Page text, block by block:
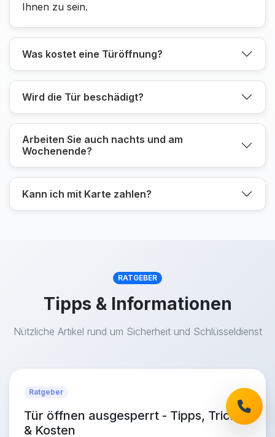
Ihnen zu sein.
Was kostet eine Türöffnung?
Wird die Tür beschädigt?
Arbeiten Sie auch nachts und am
Wochenende?
Kann ich mit Karte zahlen?
RATGEBER
Tipps & Informationen
Nützliche Artikel rund um Sicherheit und Schlüsseldienst
Ratgeber
Tür öffnen ausgesperrt - Tipps, Tricks
& Kosten